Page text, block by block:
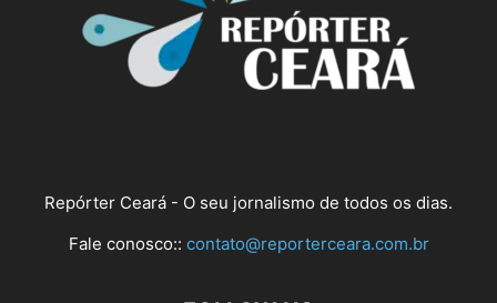
Repórter Ceará - O seu jornalismo de todos os dias.
Fale conosco:: contato@reporterceara.com.br